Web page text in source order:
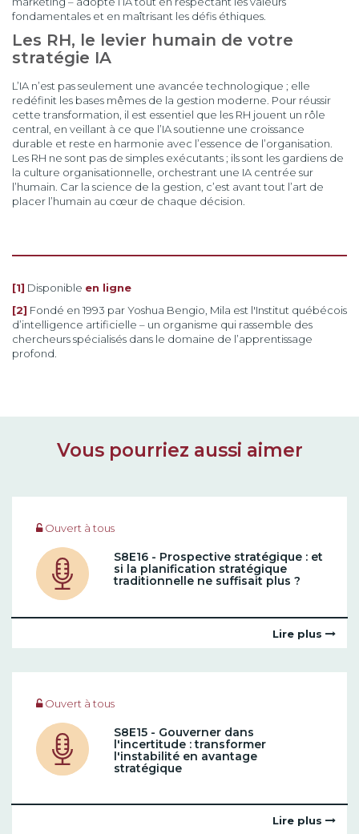
fondamentales et en maîtrisant les défis éthiques.
Les RH, le levier humain de votre
stratégie IA
L’IA n’est pas seulement une avancée technologique ; elle
redéfinit les bases mêmes de la gestion moderne. Pour réussir
cette transformation, il est essentiel que les RH jouent un rôle
central, en veillant à ce que l’IA soutienne une croissance
durable et reste en harmonie avec l’essence de l’organisation.
Les RH ne sont pas de simples exécutants ; ils sont les gardiens de
la culture organisationnelle, orchestrant une IA centrée sur
l’humain. Car la science de la gestion, c’est avant tout l’art de
placer l’humain au cœur de chaque décision.
[1] Disponible en ligne
[2] Fondé en 1993 par Yoshua Bengio, Mila est l'Institut québécois
d’intelligence artificielle – un organisme qui rassemble des
chercheurs spécialisés dans le domaine de l’apprentissage
profond.
Vous pourriez aussi aimer
Ouvert à tous
S8E16 - Prospective stratégique : et
si la planification stratégique
traditionnelle ne suffisait plus ?
Lire plus
Ouvert à tous
S8E15 - Gouverner dans
l'incertitude : transformer
l'instabilité en avantage
stratégique
Lire plus